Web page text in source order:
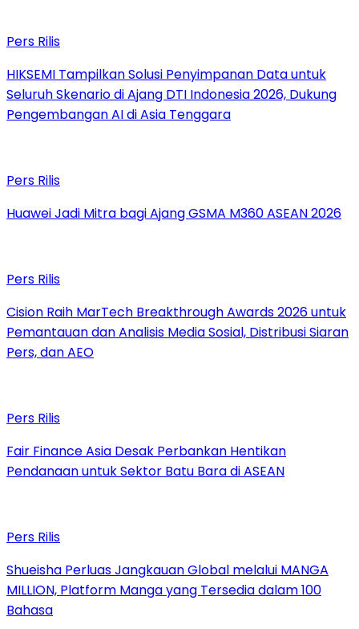
Pers Rilis
HIKSEMI Tampilkan Solusi Penyimpanan Data untuk
Seluruh Skenario di Ajang DTI Indonesia 2026, Dukung
Pengembangan AI di Asia Tenggara
Pers Rilis
Huawei Jadi Mitra bagi Ajang GSMA M360 ASEAN 2026
Pers Rilis
Cision Raih MarTech Breakthrough Awards 2026 untuk
Pemantauan dan Analisis Media Sosial, Distribusi Siaran
Pers, dan AEO
Pers Rilis
Fair Finance Asia Desak Perbankan Hentikan
Pendanaan untuk Sektor Batu Bara di ASEAN
Pers Rilis
Shueisha Perluas Jangkauan Global melalui MANGA
MILLION, Platform Manga yang Tersedia dalam 100
Bahasa